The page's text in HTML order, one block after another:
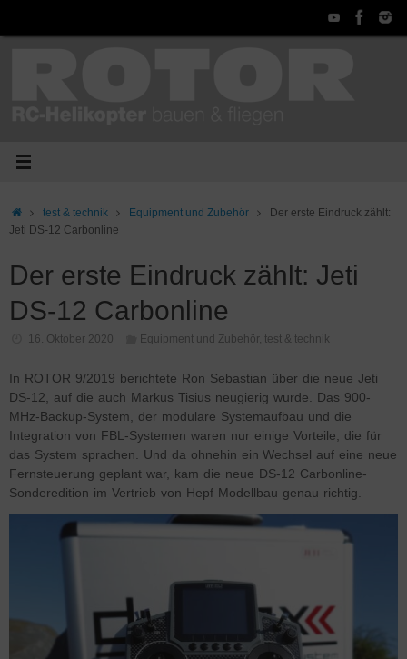
Starttest & technik Equipment und Zubehör
Der erste Eindruck zählt:
Jeti DS-12 Carbonline
Der erste Eindruck zählt: Jeti
DS-12 Carbonline
16. Oktober 2020 Equipment und Zubehör, test & technik
In ROTOR 9/2019 berichtete Ron Sebastian über die neue Jeti
DS-12, auf die auch Markus Tisius neugierig wurde. Das 900-
MHz-Backup-System, der modulare Systemaufbau und die
Integration von FBL-Systemen waren nur einige Vorteile, die für
das System sprachen. Und da ohnehin ein Wechsel auf eine neue
Fernsteuerung geplant war, kam die neue DS-12 Carbonline-
Sonderedition im Vertrieb von Hepf Modellbau genau richtig.